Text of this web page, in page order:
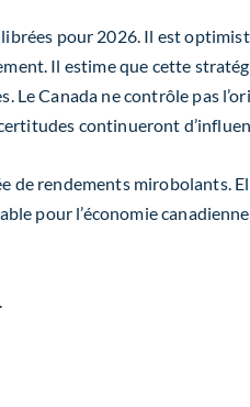
pour 2026. Il est
Il estime que cette
Le Canada ne contrôle pas
continueront
de rendements
pour l’économie